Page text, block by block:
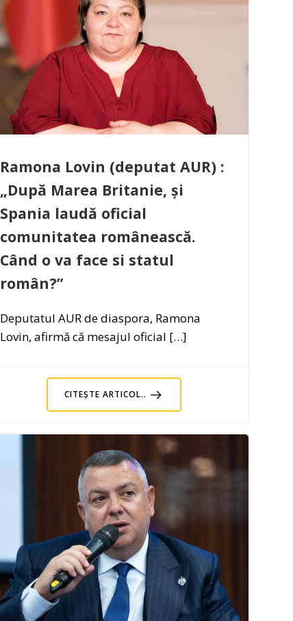
Ramona Lovin (deputat AUR) :
„După Marea Britanie, și
Spania laudă oficial
comunitatea românească.
Când o va face si statul
român?”
Deputatul AUR de diaspora, Ramona
Lovin, afirmă că mesajul oficial […]
CITEȘTE ARTICOL..